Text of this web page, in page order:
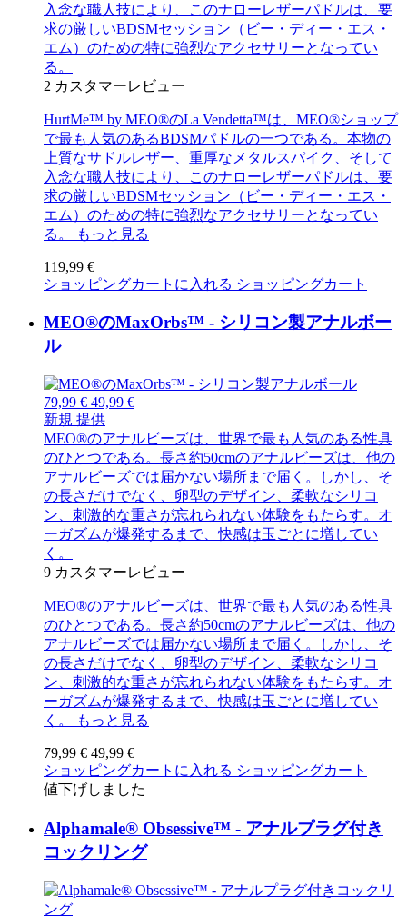
入念な職人技により、このナローレザーパドルは、要
求の厳しいBDSMセッション（ビー・ディー・エス・
エム）のための特に強烈なアクセサリーとなってい
る。
2 カスタマーレビュー
HurtMe™ by MEO®のLa Vendetta™は、MEO®ショップ
で最も人気のあるBDSMパドルの一つである。本物の
上質なサドルレザー、重厚なメタルスパイク、そして
入念な職人技により、このナローレザーパドルは、要
求の厳しいBDSMセッション（ビー・ディー・エス・
エム）のための特に強烈なアクセサリーとなってい
る。
もっと見る
119,99 €
ショッピングカートに入れる ショッピングカート
MEO®のMaxOrbs™ - シリコン製アナルボー
ル
79,99 € 49,99 €
新規 提供
MEO®のアナルビーズは、世界で最も人気のある性具
のひとつである。長さ約50cmのアナルビーズは、他の
アナルビーズでは届かない場所まで届く。しかし、そ
の長さだけでなく、卵型のデザイン、柔軟なシリコ
ン、刺激的な重さが忘れられない体験をもたらす。オ
ーガズムが爆発するまで、快感は玉ごとに増してい
く。
9 カスタマーレビュー
MEO®のアナルビーズは、世界で最も人気のある性具
のひとつである。長さ約50cmのアナルビーズは、他の
アナルビーズでは届かない場所まで届く。しかし、そ
の長さだけでなく、卵型のデザイン、柔軟なシリコ
ン、刺激的な重さが忘れられない体験をもたらす。オ
ーガズムが爆発するまで、快感は玉ごとに増してい
く。
もっと見る
79,99 € 49,99 €
ショッピングカートに入れる ショッピングカート
値下げしました
Alphamale® Obsessive™ - アナルプラグ付き
コックリング